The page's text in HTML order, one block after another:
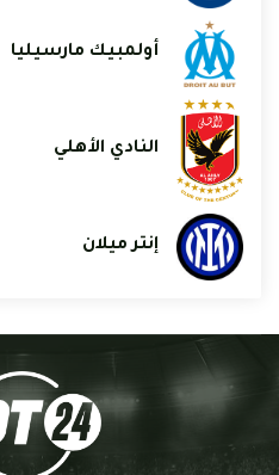
أولمبيك مارسيليا
النادي الأهلي
إنتر ميلان